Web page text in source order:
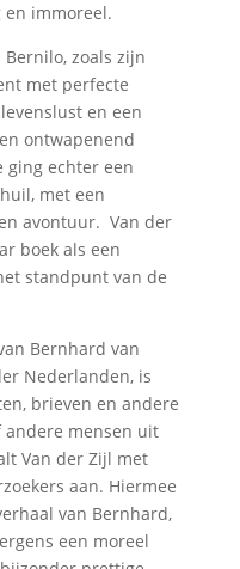
immoreel.
zoals zijn
met perfecte
en een
ontwapenend
ging echter een
met een
avontuur. Van der
boek als een
standpunt van de
Bernhard van
Nederlanden, is
brieven en andere
andere mensen uit
Van der Zijl met
aan. Hiermee
van Bernhard,
een moreel